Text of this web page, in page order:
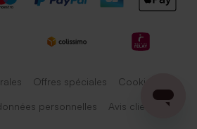
Offres spéciales Cookies
personnelles Avis client